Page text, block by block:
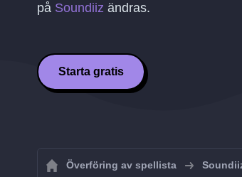
på Soundiiz ändras.
Starta gratis
Överföring av spellista